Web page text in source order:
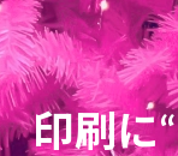
印刷に